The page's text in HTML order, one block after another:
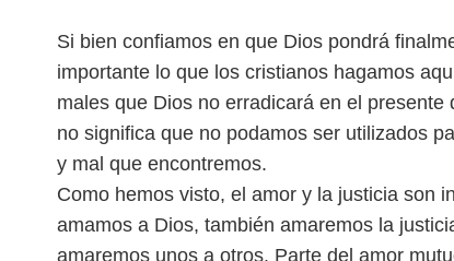
Si bien confiamos en que Dios pondrá
importante lo que los cristianos hagamos
males que Dios no erradicará en el presente
no significa que no podamos ser utilizados
y mal que encontremos.
Como hemos visto, el amor y la justicia son
amamos a Dios, también amaremos la
amaremos unos a otros. Parte del amor